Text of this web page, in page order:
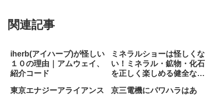
関連記事
iherb(アイハーブ)が怪しい
１０の理由｜アムウェイ、
紹介コード
ミネラルショーは怪しくな
い！ミネラル・鉱物・化石
を正しく楽しめる健全なイ
東京エナジーアライアンス
京三電機にパワハラはあ